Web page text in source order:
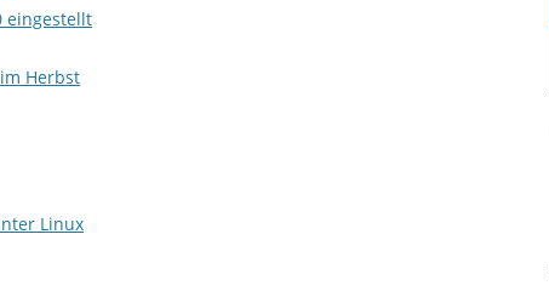
eingestellt
Herbst
Linux